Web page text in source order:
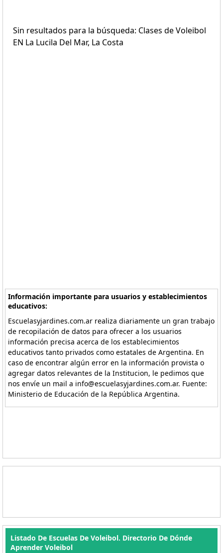
Sin resultados para la búsqueda: Clases de Voleibol
EN La Lucila Del Mar, La Costa
Información importante para usuarios y establecimientos
educativos:
Escuelasyjardines.com.ar realiza diariamente un gran trabajo
de recopilación de datos para ofrecer a los usuarios
información precisa acerca de los establecimientos
educativos tanto privados como estatales de Argentina. En
caso de encontrar algún error en la información provista o
agregar datos relevantes de la Institucion, le pedimos que
nos envíe un mail a info@escuelasyjardines.com.ar. Fuente:
Ministerio de Educación de la República Argentina.
Listado De Escuelas De Voleibol. Directorio De Dónde
Aprender Voleibol